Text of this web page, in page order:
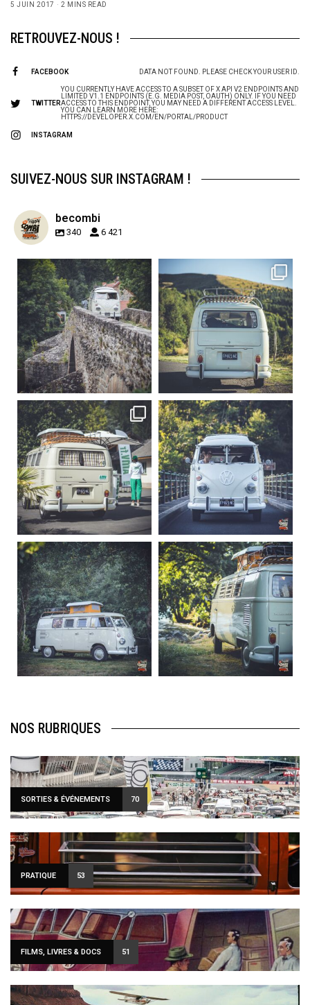
5 JUIN 2017
2 MINS READ
RETROUVEZ-NOUS !
FACEBOOK DATA NOT FOUND. PLEASE CHECK YOUR USER ID.
TWITTER
YOU CURRENTLY HAVE ACCESS TO A SUBSET OF X API V2 ENDPOINTS AND
LIMITED V1.1 ENDPOINTS (E.G. MEDIA POST, OAUTH) ONLY. IF YOU NEED
ACCESS TO THIS ENDPOINT, YOU MAY NEED A DIFFERENT ACCESS LEVEL.
YOU CAN LEARN MORE HERE:
HTTPS://DEVELOPER.X.COM/EN/PORTAL/PRODUCT
INSTAGRAM
SUIVEZ-NOUS SUR INSTAGRAM !
becombi
340 6 421
becombi
Sep 15
219
3
Sep 12
216
3
becombi
Sep 10
220
4
becombi
Août 10
177
0
becombi
Août 10
120
0
becombi
Août 10
108
0
NOS RUBRIQUES
SORTIES & ÉVÉNEMENTS 70
PRATIQUE 53
FILMS, LIVRES & DOCS 51